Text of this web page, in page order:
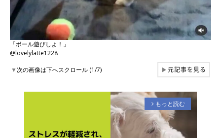
「ボール遊びしよ！」
@lovelylatte1228
▼次の画像は下へスクロール (1/7) ▶元記事を見る
arrow_forward_ios もっと読む